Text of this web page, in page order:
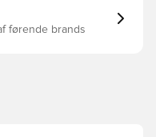
førende brands